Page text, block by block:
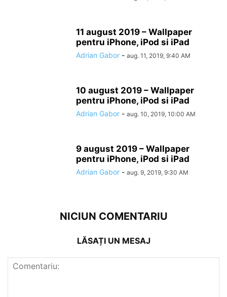
11 august 2019 – Wallpaper
pentru iPhone, iPod si iPad
Adrian Gabor - aug. 11, 2019, 9:40 AM
10 august 2019 – Wallpaper
pentru iPhone, iPod si iPad
Adrian Gabor - aug. 10, 2019, 10:00 AM
9 august 2019 – Wallpaper
pentru iPhone, iPod si iPad
Adrian Gabor - aug. 9, 2019, 9:30 AM
NICIUN COMENTARIU
LĂSAȚI UN MESAJ